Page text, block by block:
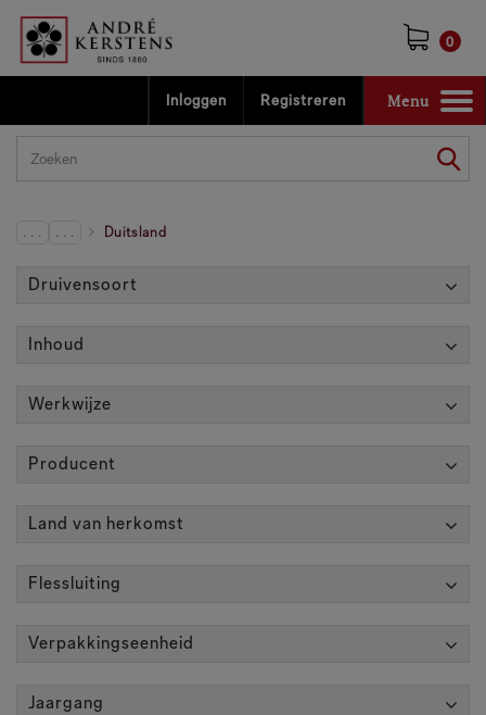
0
Inloggen Registreren
Toggle
navigation
Menu
. . . . . . Duitsland
Druivensoort
Inhoud
Werkwijze
Producent
Land van herkomst
Flessluiting
Verpakkingseenheid
Jaargang